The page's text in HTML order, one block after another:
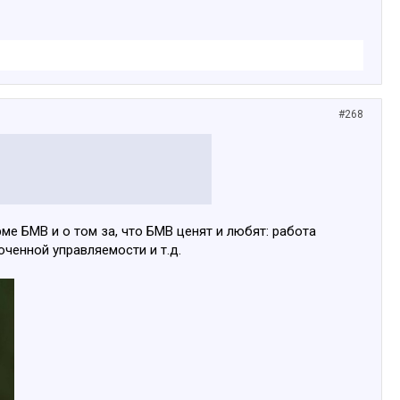
#268
БМВ и о том за, что БМВ ценят и любят: работа
управляемости и т.д.